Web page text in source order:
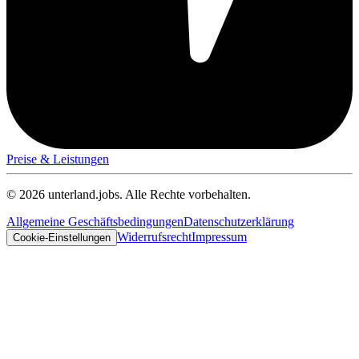
Preise & Leistungen
© 2026 unterland.jobs. Alle Rechte vorbehalten.
Allgemeine GeschäftsbedingungenDatenschutzerklärung
Cookie-Einstellungen WiderrufsrechtImpressum